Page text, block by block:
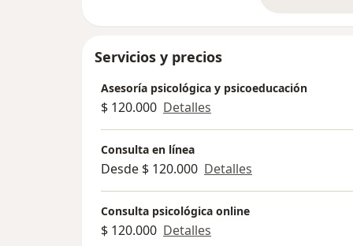
Servicios y precios
Asesoría psicológica y psicoeducación
$ 120.000 Detalles
Consulta en línea
Desde $ 120.000 Detalles
Consulta psicológica online
$ 120.000 Detalles